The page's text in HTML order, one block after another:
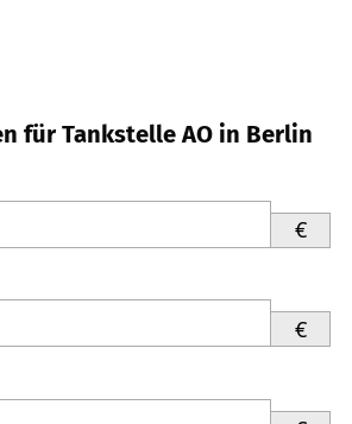
für Tankstelle AO in Berlin
€
€